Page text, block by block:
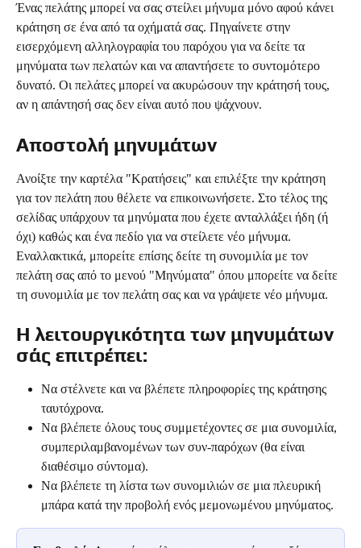
Ένας πελάτης μπορεί να σας στείλει μήνυμα μόνο αφού κάνει
κράτηση σε ένα από τα οχήματά σας. Πηγαίνετε στην
εισερχόμενη αλληλογραφία του παρόχου για να δείτε τα
μηνύματα των πελατών και να απαντήσετε το συντομότερο
δυνατό. Οι πελάτες μπορεί να ακυρώσουν την κράτησή τους,
αν η απάντησή σας δεν είναι αυτό που ψάχνουν.
Αποστολή μηνυμάτων
Ανοίξτε την καρτέλα "Κρατήσεις" και επιλέξτε την κράτηση
για τον πελάτη που θέλετε να επικοινωνήσετε. Στο τέλος της
σελίδας υπάρχουν τα μηνύματα που έχετε ανταλλάξει ήδη (ή
όχι) καθώς και ένα πεδίο για να στείλετε νέο μήνυμα.
Εναλλακτικά, μπορείτε επίσης δείτε τη συνομιλία με τον
πελάτη σας από το μενού "Μηνύματα" όπου μπορείτε να δείτε
τη συνομιλία με τον πελάτη σας και να γράψετε νέο μήνυμα.
Η λειτουργικότητα των μηνυμάτων
σάς επιτρέπει:
Να στέλνετε και να βλέπετε πληροφορίες της κράτησης
ταυτόχρονα.
Να βλέπετε όλους τους συμμετέχοντες σε μια συνομιλία,
συμπεριλαμβανομένων των συν-παρόχων (θα είναι
διαθέσιμο σύντομα).
Να βλέπετε τη λίστα των συνομιλιών σε μια πλευρική
μπάρα κατά την προβολή ενός μεμονωμένου μηνύματος.